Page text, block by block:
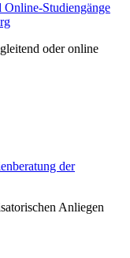
oder online
Anliegen